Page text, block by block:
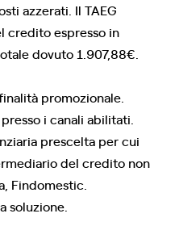
azzerati. Il TAEG
credito espresso in
dovuto 1.907,88€.
promozionale.
i canali abilitati.
prescelta per cui
del credito non
Findomestic.
soluzione.